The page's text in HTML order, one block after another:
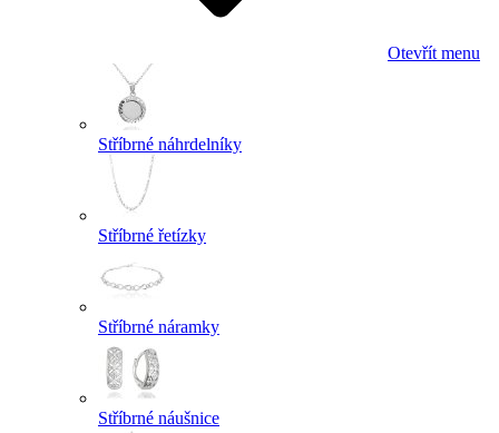
Otevřít menu
Stříbrné náhrdelníky
Stříbrné řetízky
Stříbrné náramky
Stříbrné náušnice